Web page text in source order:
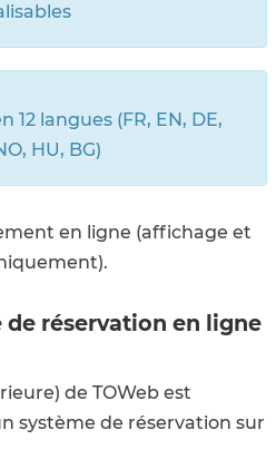
12 langues (FR, EN, DE,
HU, BG)
en ligne (affichage et
réservation en ligne
de TOWeb est
système de réservation sur